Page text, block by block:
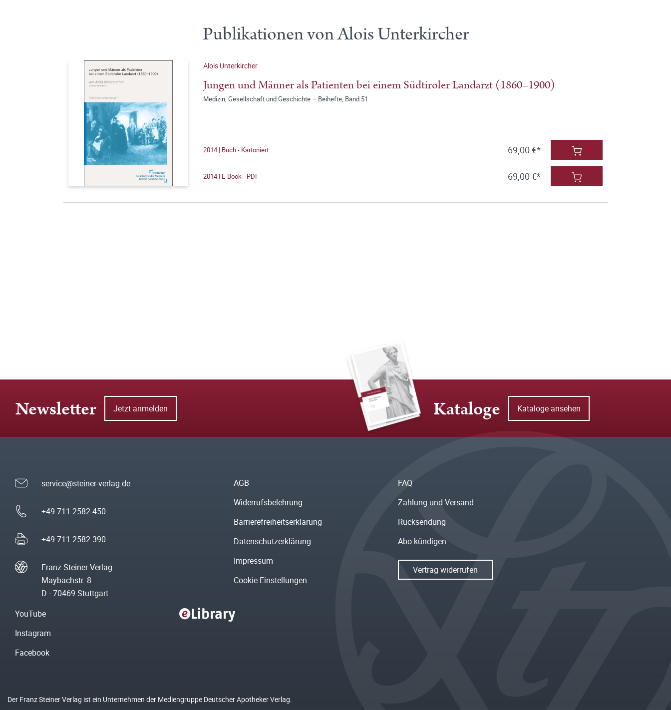
Publikationen von Alois Unterkircher
Alois Unterkircher
Jungen und Männer als Patienten bei einem Südtiroler Landarzt (1860–1900)
Medizin, Gesellschaft und Geschichte – Beihefte, Band 51
2014 | Buch - Kartoniert 69,00 €*
2014 | E-Book - PDF 69,00 €*
Newsletter Jetzt anmelden Kataloge Kataloge ansehen
service@steiner-verlag.de
+49 711 2582-450
+49 711 2582-390
Franz Steiner Verlag
Maybachstr. 8
D - 70469 Stuttgart
AGB
Widerrufsbelehrung
Barrierefreiheitserklärung
Datenschutzerklärung
Impressum
Cookie Einstellungen
FAQ
Zahlung und Versand
Rücksendung
Abo kündigen
Vertrag widerrufen
YouTube
Instagram
Facebook
Der Franz Steiner Verlag ist ein Unternehmen der Mediengruppe Deutscher Apotheker Verlag.